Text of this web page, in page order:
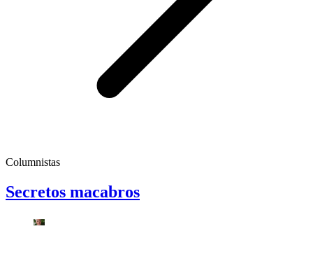
Columnistas
Secretos macabros